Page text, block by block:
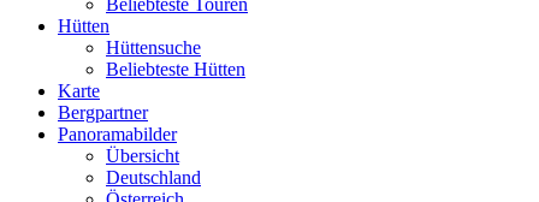
Beliebteste Touren
Hütten
Hüttensuche
Beliebteste Hütten
Karte
Bergpartner
Panoramabilder
Übersicht
Deutschland